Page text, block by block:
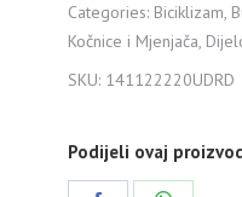
mjenjača
Categories: Biciklizam,
Kočnice i Mjenjača,
SKU: 141122220UDRD
Podijeli ovaj